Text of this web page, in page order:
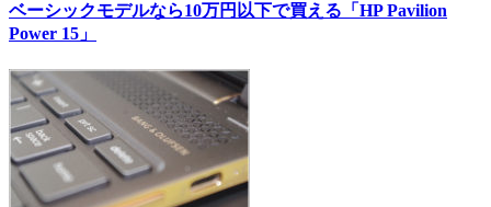
ベーシックモデルなら10万円以下で買える「HP Pavilion
Power 15」